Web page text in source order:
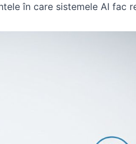
în care sistemele AI fac